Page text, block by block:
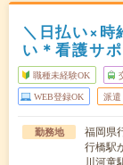
＼日払い×時
い＊看護サ
職種未経験OK
WEB登録OK 派遣
勤務地
福岡県
行橋駅
川河童